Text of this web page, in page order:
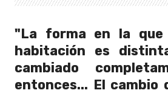
"La forma en la
habitación es
cambiado
entonces... El cambio